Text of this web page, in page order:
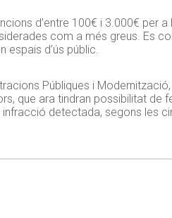
d’entre 100€ i 3.000€ per
com a més greus. Es
espais d’ús públic.
Públiques i Modernització,
que ara tindran possibilitat de
infracció detectada, segons les